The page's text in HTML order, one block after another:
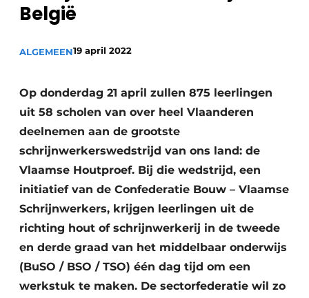
Vacature aanmelden
Aanmelden
Bedrijven
Bedrijven
Contact
Brandveiligheid
BIM
Evenementen
Dak & Gevel
Houtbouw
HVAC
Interieurarchitectuur
België
ALGEMEEN19 april 2022
Op donderdag 21 april zullen 875 leerlingen
uit 58 scholen van over heel Vlaanderen
deelnemen aan de grootste
schrijnwerkerswedstrijd van ons land: de
Vlaamse Houtproef. Bij die wedstrijd, een
initiatief van de Confederatie Bouw – Vlaamse
Schrijnwerkers, krijgen leerlingen uit de
richting hout of schrijnwerkerij in de tweede
en derde graad van het middelbaar onderwijs
(BuSO / BSO / TSO) één dag tijd om een
werkstuk te maken. De sectorfederatie wil zo